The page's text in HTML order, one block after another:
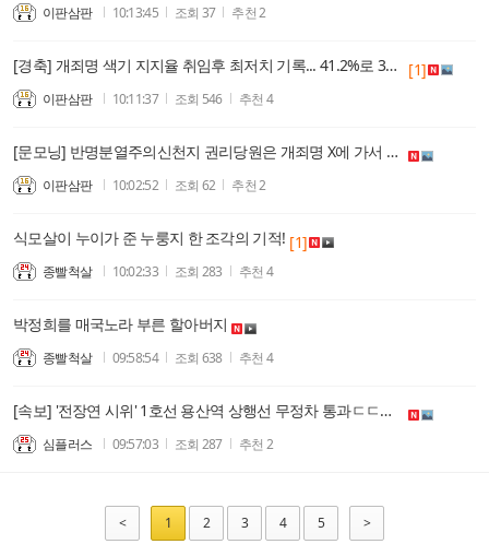
이판삼판 10:13:45 조회 37 추천2
[경축] 개죄명 색기 지지율 취임후 최저치 기록... 41.2%로 30%대로 추락하기 일보직전! [1]
이판삼판 10:11:37 조회 546 추천 4
[문모닝] 반명분열주의신천지 권리당원은 개죄명 X에 가서 족가튼 색기야 욕설 5연타!
이판삼판 10:02:52 조회 62 추천2
식모살이 누이가 준 누룽지 한 조각의 기적! [1]
종빨척살 10:02:33 조회 283 추천 4
박정희를 매국노라 부른 할아버지
종빨척살 09:58:54 조회 638 추천 4
[속보] '전장연 시위' 1호선 용산역 상행선 무정차 통과ㄷㄷㄷㄷㄷ
심플러스 09:57:03 조회 287 추천 2
< 1 2 3 4 5 >